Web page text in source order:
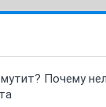
Почему